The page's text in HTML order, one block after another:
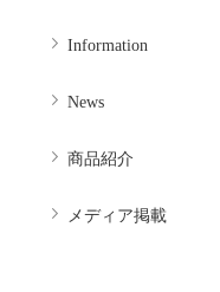
Information
News
商品紹介
メディア掲載